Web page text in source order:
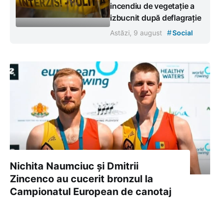
incendiu de vegetație a
izbucnit după deflagrație
Astăzi, 9 august #Social
Nichita Naumciuc și Dmitrii
Zincenco au cucerit bronzul la
Campionatul European de canotaj